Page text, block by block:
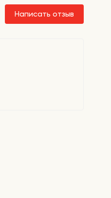
Написать отзыв